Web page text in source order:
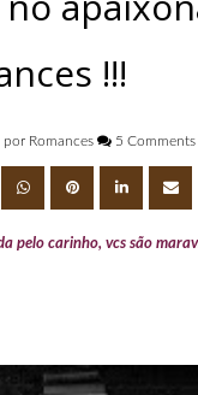
!!!
Romances 5 Comments
pelo carinho, vcs são